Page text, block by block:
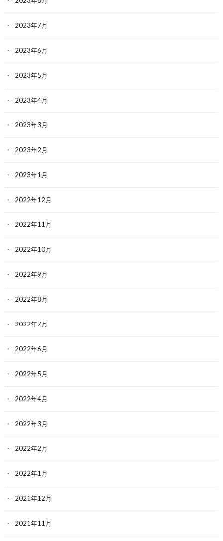
2023年7月
2023年6月
2023年5月
2023年4月
2023年3月
2023年2月
2023年1月
2022年12月
2022年11月
2022年10月
2022年9月
2022年8月
2022年7月
2022年6月
2022年5月
2022年4月
2022年3月
2022年2月
2022年1月
2021年12月
2021年11月